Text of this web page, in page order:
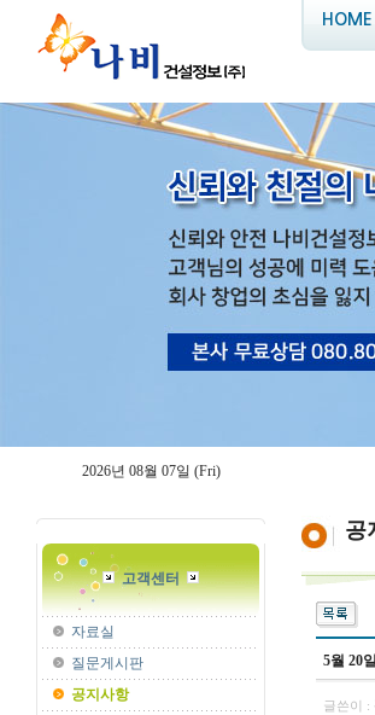
HOME
2026년 08월 07일 (Fri)
고객센터
자료실
질문게시판
공지사항
공
5월 20
글쓴이 :